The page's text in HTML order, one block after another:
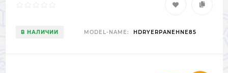
В НАЛИЧИИ MODEL-NAME: HDRYERPANEHNE85